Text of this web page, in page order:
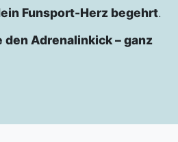
Funsport-Herz begehrt.
den Adrenalinkick – ganz